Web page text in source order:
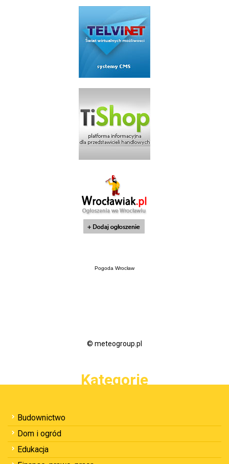
Pogoda Wrocław
© meteogroup.pl
Kategorie
Budownictwo
Dom i ogród
Edukacja